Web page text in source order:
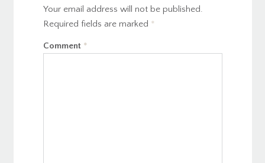
Your email address will not be published.
Required fields are marked *
Comment *